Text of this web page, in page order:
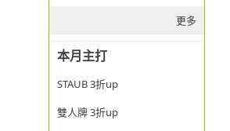
更多
本月主打
STAUB 3折up
雙人牌 3折up